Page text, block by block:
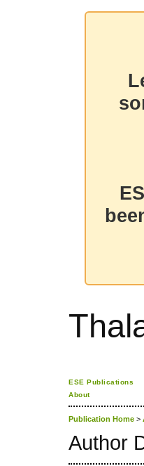
ESE Publications
About
Publication Home >
Author